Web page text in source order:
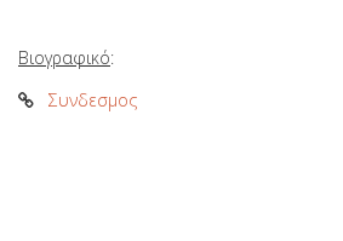
Βιογραφικό:
Συνδεσμος